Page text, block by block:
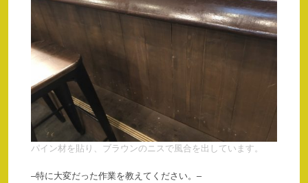
パイン材を貼り、ブラウンのニスで風合を出しています。
–特に大変だった作業を教えてください。–